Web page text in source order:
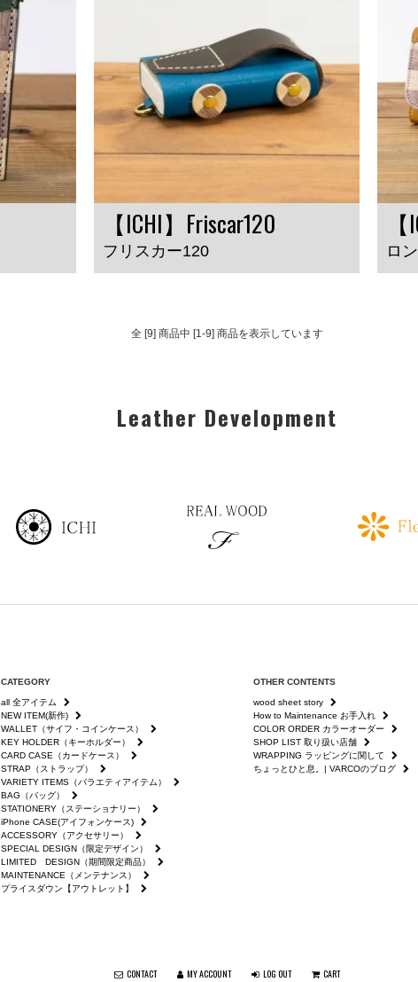
【ICHI】Friscar120
フリスカー120 ロ
全 [9] 商品中 [1-9] 商品を表示しています
Leather Development
CATEGORY
all 全アイテム
NEW ITEM(新作)
WALLET（サイフ・コインケース）
KEY HOLDER（キーホルダー）
CARD CASE（カードケース）
STRAP（ストラップ）
VARIETY ITEMS（バラエティアイテム）
BAG（バッグ）
STATIONERY（ステーショナリー）
iPhone CASE(アイフォンケース)
ACCESSORY（アクセサリー）
SPECIAL DESIGN（限定デザイン）
LIMITED DESIGN（期間限定商品）
MAINTENANCE（メンテナンス）
プライスダウン【アウトレット】
OTHER CONTENTS
wood sheet story
How to Maintenance お手入れ
COLOR ORDER カラーオーダー
SHOP LIST 取り扱い店舗
WRAPPING ラッピングに関して
ちょっとひと息。| VARCOのブログ
CONTACT MY ACCOUNT LOG OUT CART